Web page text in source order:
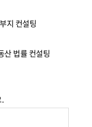
지 컨설팅
산 법률 컨설팅